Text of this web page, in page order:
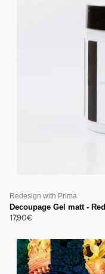
Redesign with Prima
Decoupage Gel matt -
17,90€